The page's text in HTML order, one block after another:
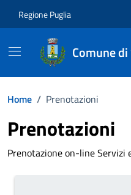
Regione Puglia
Comune
Home / Prenotazioni
Prenotazioni
Prenotazione on-line Servizi